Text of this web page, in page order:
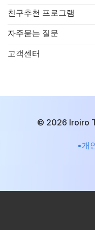
친구추천 프로그램
자주묻는 질문
고객센터
© 2026 Iroiro
•개